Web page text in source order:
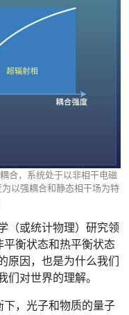
合，系统处于以非相干电磁
以强耦合和静态相干场为特
（或统计物理）研究领
衡状态和热平衡状态
原因，也是为什么我们
们对世界的理解。
，光子和物质的量子